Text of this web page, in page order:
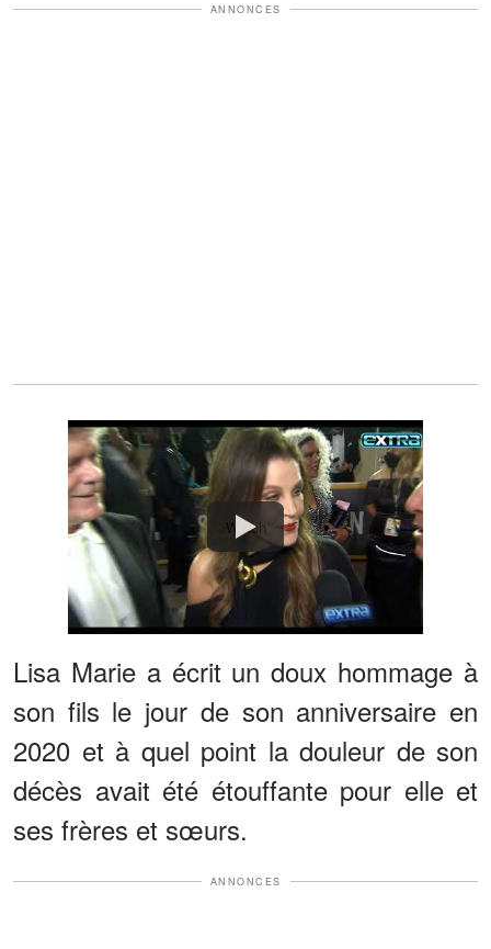
ANNONCES
Watch
Lisa Marie a écrit un doux hommage à
son fils le jour de son anniversaire en
2020 et à quel point la douleur de son
décès avait été étouffante pour elle et
ses frères et sœurs.
ANNONCES